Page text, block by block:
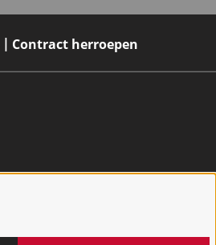
Contract herroepen